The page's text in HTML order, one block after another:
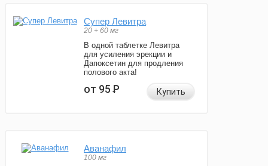
Супер Левитра
20 + 60 мг
В одной таблетке Левитра
для усиления эрекции и
Дапоксетин для продления
полового акта!
от 95Р Купить
Аванафил
100 мг